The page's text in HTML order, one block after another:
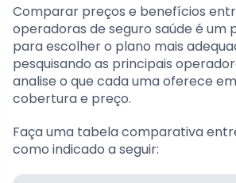
Comparar preços e benefícios
operadoras de seguro saúde é um
para escolher o plano mais
pesquisando as principais
analise o que cada uma oferece
cobertura e preço.
Faça uma tabela comparativa
como indicado a seguir: